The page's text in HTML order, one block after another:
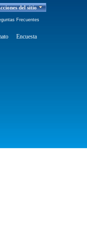
del sitio
Frecuentes
Encuesta